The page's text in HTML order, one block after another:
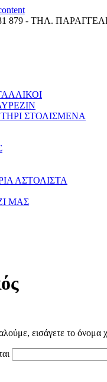
879 - ΤΗΛ.
ΣΤΟΛΙΣΜΕΝΑ
ΑΣΤΟΛΙΣΤΑ
ΜΑΣ
εισάγετε το όνομα